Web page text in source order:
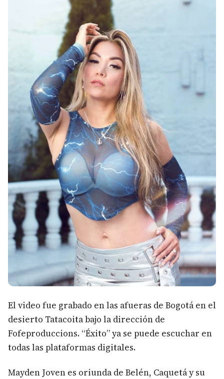
El video fue grabado en las afueras de Bogotá en el
desierto Tatacoita bajo la dirección de
Fofeproduccions. “Éxito” ya se puede escuchar en
todas las plataformas digitales.
Mayden Joven es oriunda de Belén, Caquetá y su